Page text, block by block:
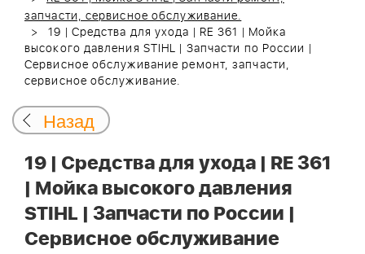
запчасти, сервисное обслуживание.
19 | Средства для ухода | RE 361 | Мойка
высокого давления STIHL | Запчасти по России |
Сервисное обслуживание ремонт, запчасти,
сервисное обслуживание.
Назад
19 | Средства для ухода | RE 361
| Мойка высокого давления
STIHL | Запчасти по России |
Сервисное обслуживание